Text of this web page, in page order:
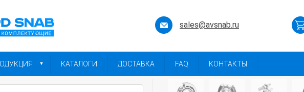
sales@avsnab.ru
КАТАЛОГИ ДОСТАВКА FAQ КОНТАКТЫ